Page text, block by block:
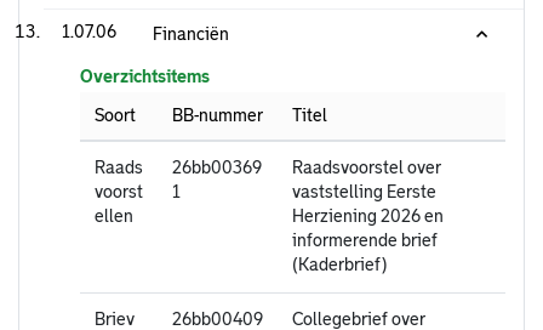
1.07.06 Financiën
Overzichtsitems
Soort
BB-nummer Titel
Raads
voorst
ellen
26bb00369
1
Raadsvoorstel over
vaststelling Eerste
Herziening 2026 en
informerende brief
(Kaderbrief)
Briev
26bb00409
Collegebrief over